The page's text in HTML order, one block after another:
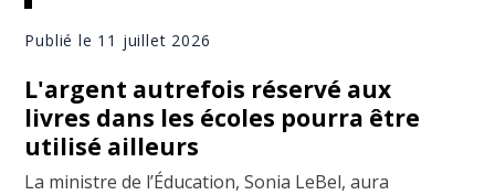
Publié le 11 juillet 2026
L'argent autrefois réservé aux
livres dans les écoles pourra être
utilisé ailleurs
La ministre de l’Éducation, Sonia LeBel, aura